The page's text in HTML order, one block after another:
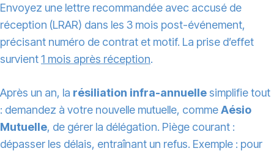
Envoyez une lettre recommandée avec accusé de
réception (LRAR) dans les 3 mois post-événement,
précisant numéro de contrat et motif. La prise d’effet
survient1 mois après réception.
Après un an, la résiliation infra-annuelle simplifie tout
: demandez à votre nouvelle mutuelle, commeAésio
Mutuelle, de gérer la délégation. Piège courant :
dépasser les délais, entraînant un refus. Exemple : pour